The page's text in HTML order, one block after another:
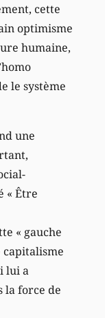
cette
optimisme
humaine,
le système
une
« Être
« gauche
lui a
la force de